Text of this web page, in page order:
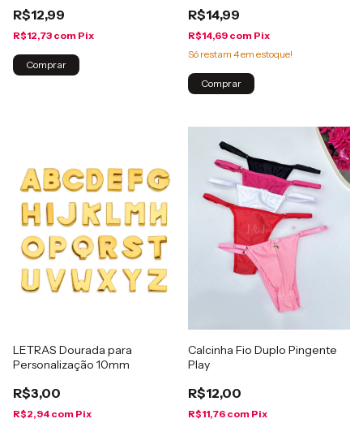
R$12,99
R$12,73 com Pix
Comprar
R$14,99
R$14,69 com Pix
Só restam 4em estoque!
Comprar
LETRAS Dourada para
Personalização 10mm
R$3,00
R$2,94 com Pix
Calcinha Fio Duplo Pingente
Play
R$12,00
R$11,76 com Pix